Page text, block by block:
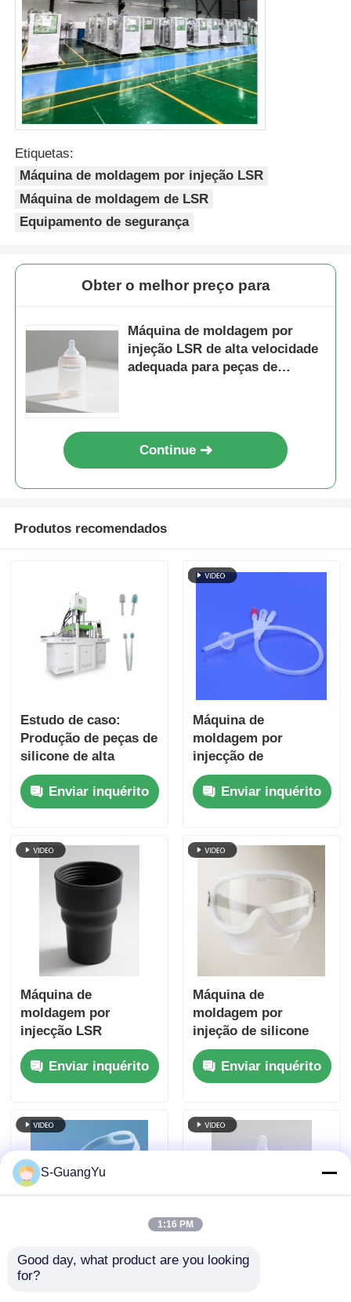
Etiquetas:
Máquina de moldagem por injeção LSR
Máquina de moldagem de LSR
Equipamento de segurança
Obter o melhor preço para
Máquina de moldagem por
injeção LSR de alta velocidade
adequada para peças de
Continue
Produtos recomendados
Estudo de caso:
Produção de peças de
silicone de alta
precisão com
tecnologia LSR
Enviar inquérito
Máquina de
moldagem por
injecção de
deslizamento vertical
LSR Conector de
cateter de três
Enviar inquérito
Máquina de
moldagem por
injecção LSR
totalmente
automática
Enviar inquérito
Máquina de
moldagem por
injeção de silicone
vertical com protetor
facial de silicone de
dupla lâmina
Enviar inquérito
Equipamento de
Máquina vertical da
S-GuangYu
1:16 PM
Good day, what product are you looking
for?